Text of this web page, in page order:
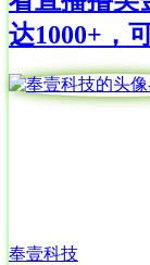
达1000+，
奉壹科技